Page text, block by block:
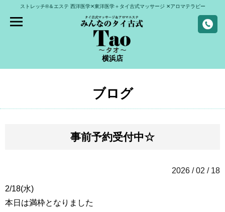
ストレッチ®＆エステ 西洋医学✕東洋医学＋タイ古式マッサージ ✕アロマテラピー
横浜店
ブログ
事前予約受付中☆
2026 / 02 / 18
2/18(水)
本日は満枠となりました